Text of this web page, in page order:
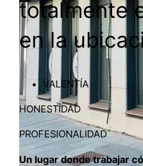
totalmente
en la
VALENTÍA
HONESTIDAD
PROFESIONALIDAD
Un lugar donde trabajar